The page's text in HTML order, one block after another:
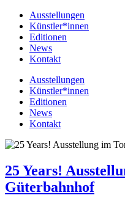
Ausstellungen
Künstler*innen
Editionen
News
Kontakt
Ausstellungen
Künstler*innen
Editionen
News
Kontakt
25 Years!
Güterbahnhof